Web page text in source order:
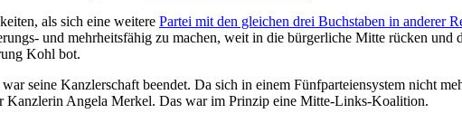
als sich eine weitere Partei mit den gleichen drei Buchstaben in anderer
und mehrheitsfähig zu machen, weit in die bürgerliche Mitte rücken und
Kohl bot.
seine Kanzlerschaft beendet. Da sich in einem Fünfparteiensystem nicht
Kanzlerin Angela Merkel. Das war im Prinzip eine Mitte-Links-Koalition.